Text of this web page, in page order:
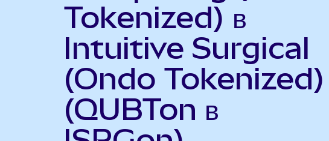
Tokenized) в
Intuitive Surgical
(Ondo Tokenized)
(QUBTon в